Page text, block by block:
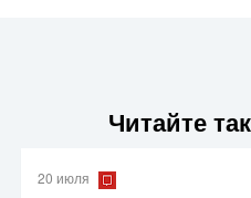
Читайте
20 июля